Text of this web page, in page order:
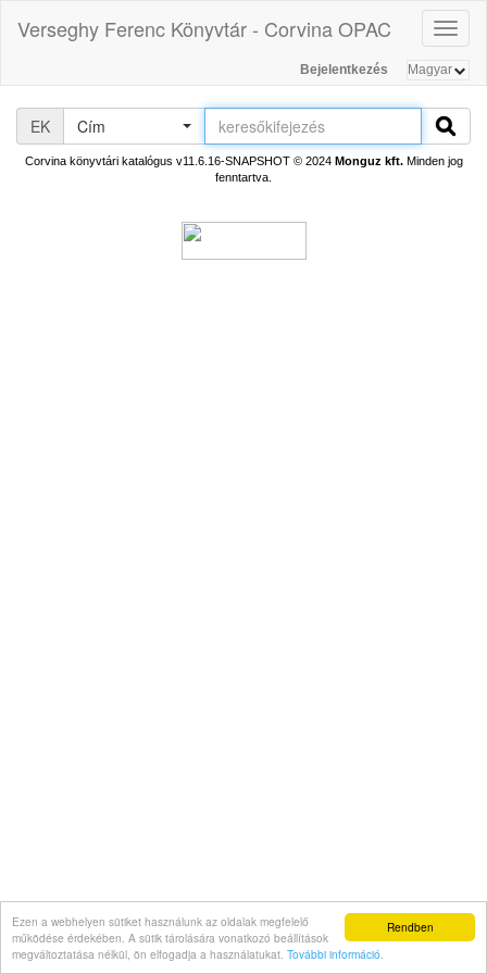
Rendben
Ezen a webhelyen sütiket használunk az oldalak megfelelő
működése érdekében. A sütik tárolására vonatkozó beállítások
megváltoztatása nélkül, ön elfogadja a használatukat. További információ.
Verseghy Ferenc Könyvtár - Corvina OPAC
Bejelentkezés
EK Cím
Corvina könyvtári katalógus v11.6.16-SNAPSHOT© 2024 Monguz kft.Minden jog
fenntartva.